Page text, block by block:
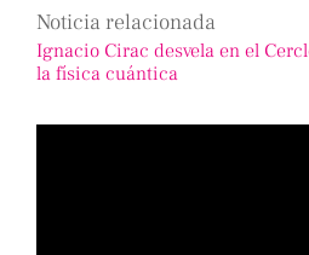
Noticia relacionada
Ignacio Cirac desvela en el
la física cuántica